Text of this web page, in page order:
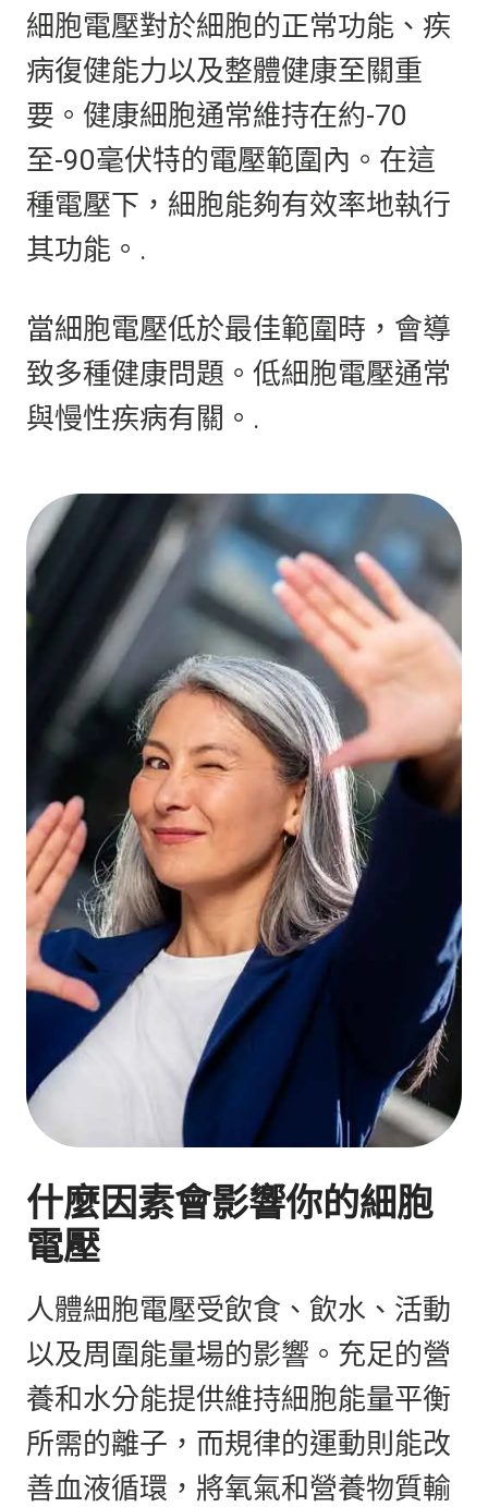
細胞電壓對於細胞的正常功能、疾
病復健能力以及整體健康至關重
要。健康細胞通常維持在約-70
至-90毫伏特的電壓範圍內。在這
種電壓下，細胞能夠有效率地執行
其功能。.
當細胞電壓低於最佳範圍時，會導
致多種健康問題。低細胞電壓通常
與慢性疾病有關。.
什麼因素會影響你的細胞
電壓
人體細胞電壓受飲食、飲水、活動
以及周圍能量場的影響。充足的營
養和水分能提供維持細胞能量平衡
所需的離子，而規律的運動則能改
善血液循環，將氧氣和營養物質輸